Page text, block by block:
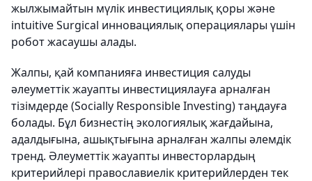
жылжымайтын мүлік инвестициялық қоры және
intuitive Surgical инновациялық операциялары үшін
робот жасаушы алады.
Жалпы, қай компанияға инвестиция салуды
әлеуметтік жауапты инвестициялауға арналған
тізімдерде (Socially Responsible Investing) таңдауға
болады. Бұл бизнестің экологиялық жағдайына,
адалдығына, ашықтығына арналған жалпы әлемдік
тренд. Әлеуметтік жауапты инвесторлардың
критерийлері православиелік критерийлерден тек